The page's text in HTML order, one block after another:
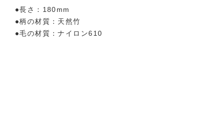
●長さ：180mm
●柄の材質：天然竹
●毛の材質：ナイロン610